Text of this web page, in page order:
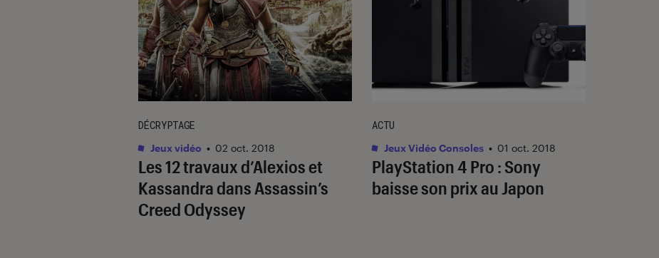
Les 12 travaux d’Alexios et
Kassandra dans Assassin’s
Creed Odyssey
DÉCRYPTAGE
Jeux vidéo • 02 oct. 2018
PlayStation 4 Pro : Sony
baisse son prix au Japon
ACTU
Jeux Vidéo Consoles • 01 oct. 2018